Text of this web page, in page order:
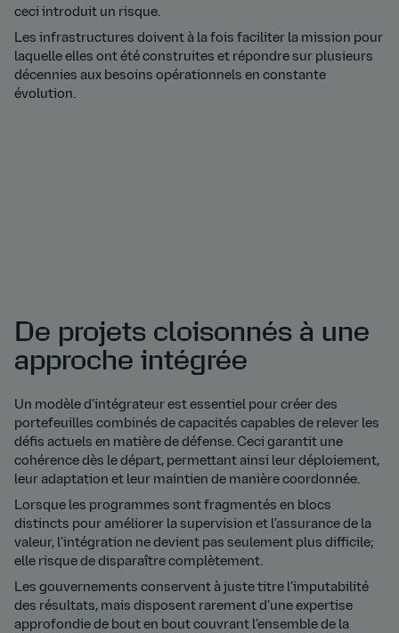
ceci introduit un risque.
Les infrastructures doivent à la fois faciliter la mission pour
laquelle elles ont été construites et répondre sur plusieurs
décennies aux besoins opérationnels en constante
évolution.
De projets cloisonnés à une
approche intégrée
Un modèle d’intégrateur est essentiel pour créer des
portefeuilles combinés de capacités capables de relever les
défis actuels en matière de défense. Ceci garantit une
cohérence dès le départ, permettant ainsi leur déploiement,
leur adaptation et leur maintien de manière coordonnée.
Lorsque les programmes sont fragmentés en blocs
distincts pour améliorer la supervision et l’assurance de la
valeur, l’intégration ne devient pas seulement plus difficile;
elle risque de disparaître complètement.
Les gouvernements conservent à juste titre l’imputabilité
des résultats, mais disposent rarement d’une expertise
approfondie de bout en bout couvrant l’ensemble de la